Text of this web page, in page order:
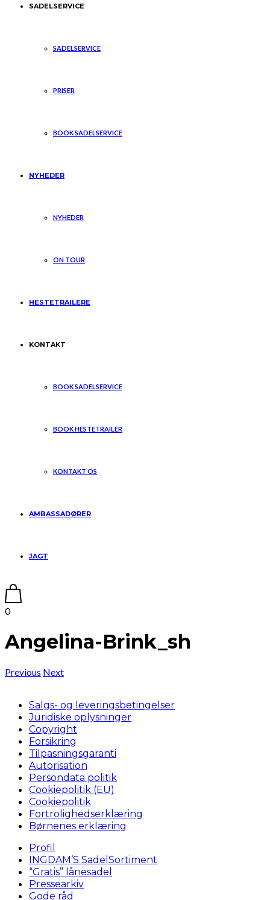
SADELSERVICE
SADELSERVICE
PRISER
BOOK SADELSERVICE
NYHEDER
NYHEDER
ON TOUR
HESTETRAILERE
KONTAKT
BOOK SADELSERVICE
BOOK HESTETRAILER
KONTAKT OS
AMBASSADØRER
JAGT
0
Angelina-Brink_sh
Previous Next
Salgs- og leveringsbetingelser
Juridiske oplysninger
Copyright
Forsikring
Tilpasningsgaranti
Autorisation
Persondata politik
Cookiepolitik (EU)
Cookiepolitik
Fortrolighedserklæring
Børnenes erklæring
Profil
INGDAM’S SadelSortiment
“Gratis” lånesadel
Pressearkiv
Gode råd